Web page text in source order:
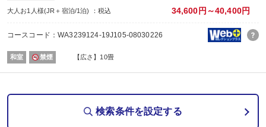
その他（レストラン又は広間）
和洋バイキング ※宿泊人数により和定食となる場合がございます。
【時間】07:30～又は08:00～
大人お1人様(JR＋宿泊/1泊) ：税込 34,600円～40,400円
コースコード：WA3239124-19J105-08030226
和室 禁煙 【広さ】10畳
検索条件を設定する